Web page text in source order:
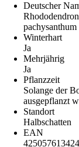
Deutscher
pachysanthum
Winterhart
Ja
Mehrjährig
Ja
Pflanzzeit
Solange der
ausgepflanzt
Standort
Halbschatten
EAN